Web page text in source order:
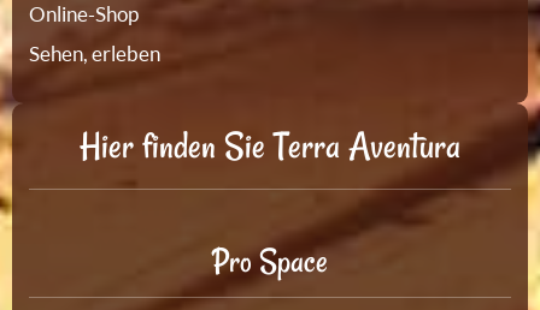
Online-Shop
Sehen, erleben
Hier finden Sie Terra Aventura
Pro Space